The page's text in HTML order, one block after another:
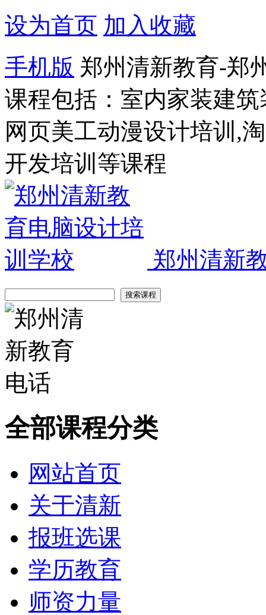
设为首页 加入收藏
手机版 郑州清新教育-郑
课程包括：室内家装建
网页美工动漫设计培训,
开发培训等课程
郑州清新
全部课程分类
网站首页
关于清新
报班选课
学历教育
师资力量